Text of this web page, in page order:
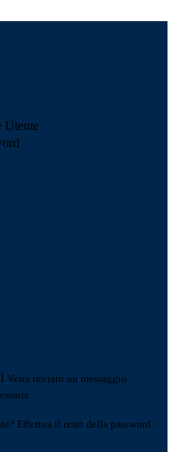
Utente
Verrà inviato un messaggio
Effettua il reset della password